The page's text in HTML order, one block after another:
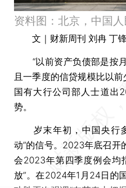
资料图：北京，中国
文｜财新周刊 刘冉 丁
“以前资产负债部是按月
且一季度的信贷规模比以前
国有大行公司部人士道出
势。
岁末年初，中国央行多
动”的信号。2023年底召开
会2023年第四季度例会均
放”。在2024年1月24日的